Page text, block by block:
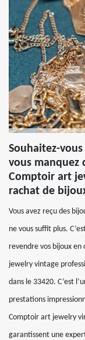
Souhaitez-
vous manquez
Comptoir art
rachat de
Vous avez reçu des
ne vous suffit plus.
revendre vos bijoux en
jewelry vintage
dans le 33420. C’est
prestations
Comptoir art jewelry
garantissent une